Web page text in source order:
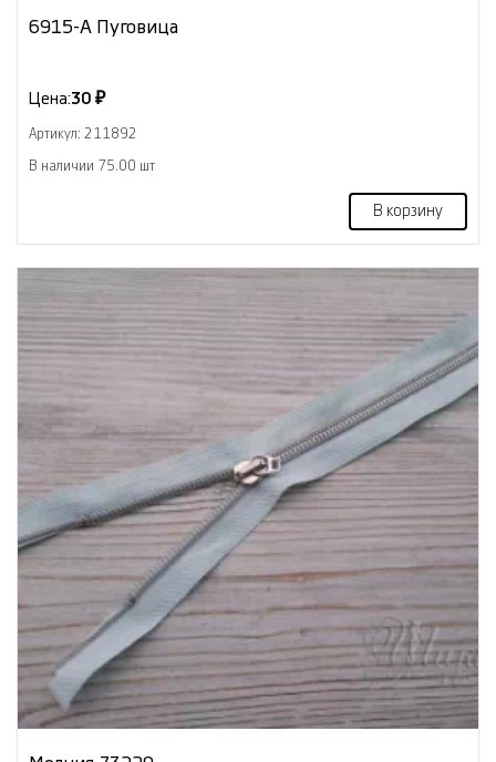
6915-А Пуговица
Цена:30 ₽
Артикул: 211892
В наличии 75.00 шт
В корзину